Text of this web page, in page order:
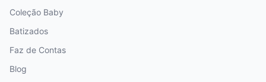
Coleção Baby
Batizados
Faz de Contas
Blog